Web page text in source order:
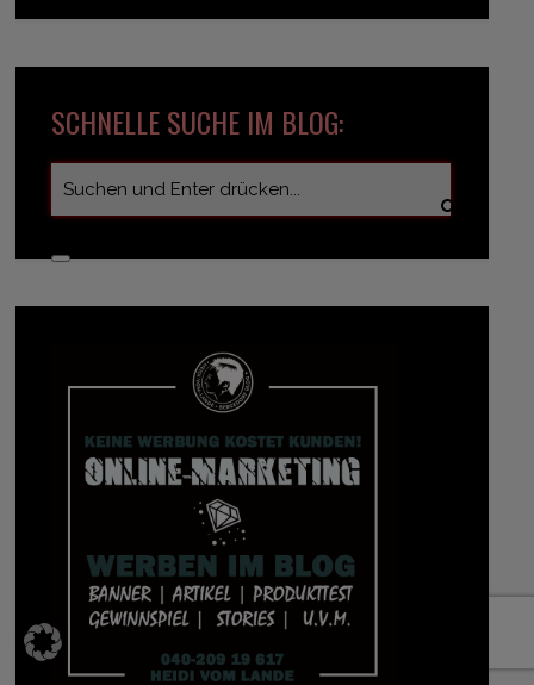
SCHNELLE SUCHE IM BLOG: